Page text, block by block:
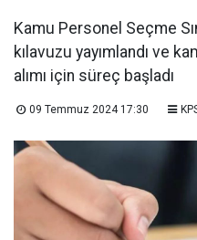
Kamu Personel Seçme
kılavuzu yayımlandı ve
alımı için süreç başladı
09 Temmuz 2024 17:30